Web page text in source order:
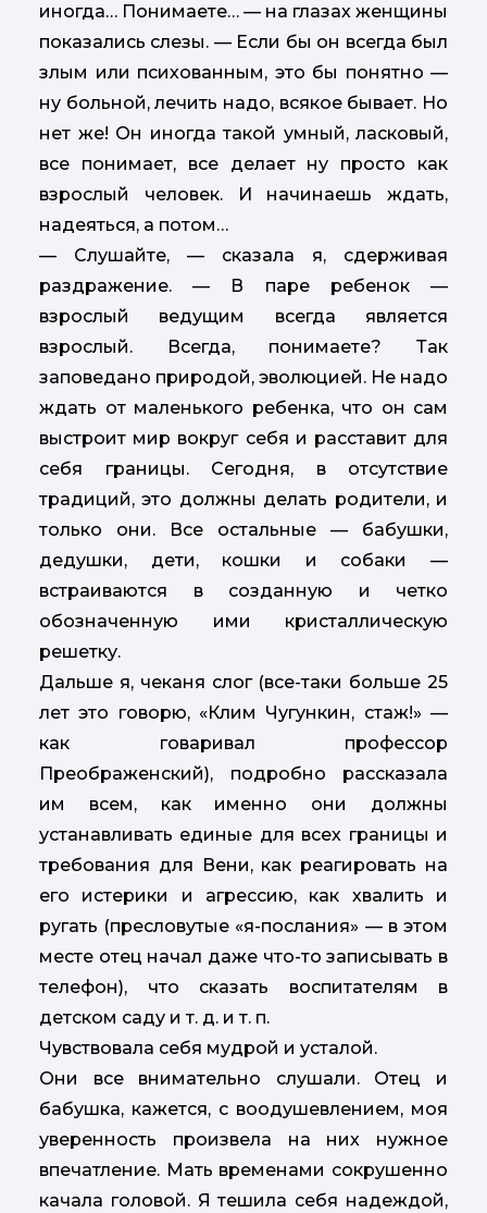
иногда… Понимаете… — на глазах женщины
показались слезы. — Если бы он всегда был
злым или психованным, это бы понятно —
ну больной, лечить надо, всякое бывает. Но
нет же! Он иногда такой умный, ласковый,
все понимает, все делает ну просто как
взрослый человек. И начинаешь ждать,
надеяться, а потом…
— Слушайте, — сказала я, сдерживая
раздражение. — В паре ребенок —
взрослый ведущим всегда является
взрослый. Всегда, понимаете? Так
заповедано природой, эволюцией. Не надо
ждать от маленького ребенка, что он сам
выстроит мир вокруг себя и расставит для
себя границы. Сегодня, в отсутствие
традиций, это должны делать родители, и
только они. Все остальные — бабушки,
дедушки, дети, кошки и собаки —
встраиваются в созданную и четко
обозначенную ими кристаллическую
решетку.
Дальше я, чеканя слог (все-таки больше 25
лет это говорю, «Клим Чугункин, стаж!» —
как говаривал профессор
Преображенский), подробно рассказала
им всем, как именно они должны
устанавливать единые для всех границы и
требования для Вени, как реагировать на
его истерики и агрессию, как хвалить и
ругать (пресловутые «я-послания» — в этом
месте отец начал даже что-то записывать в
телефон), что сказать воспитателям в
детском саду и т. д. и т. п.
Чувствовала себя мудрой и усталой.
Они все внимательно слушали. Отец и
бабушка, кажется, с воодушевлением, моя
уверенность произвела на них нужное
впечатление. Мать временами сокрушенно
качала головой. Я тешила себя надеждой,